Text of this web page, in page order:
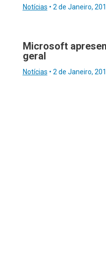
Notícias • 2 de Janeiro,
Microsoft
geral
Notícias • 2 de Janeiro,